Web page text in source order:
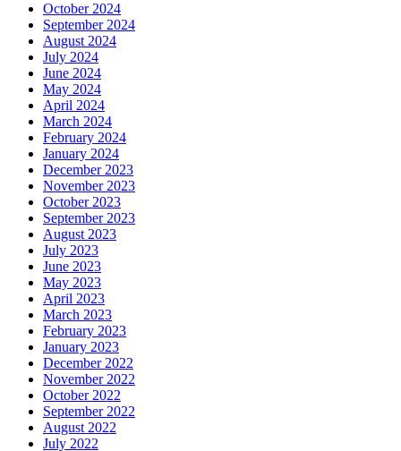
October 2024
September 2024
August 2024
July 2024
June 2024
May 2024
April 2024
March 2024
February 2024
January 2024
December 2023
November 2023
October 2023
September 2023
August 2023
July 2023
June 2023
May 2023
April 2023
March 2023
February 2023
January 2023
December 2022
November 2022
October 2022
September 2022
August 2022
July 2022